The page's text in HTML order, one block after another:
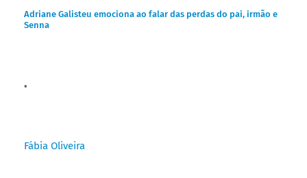
Adriane Galisteu emociona ao falar das perdas do pai, irmão e
Senna
Fábia Oliveira